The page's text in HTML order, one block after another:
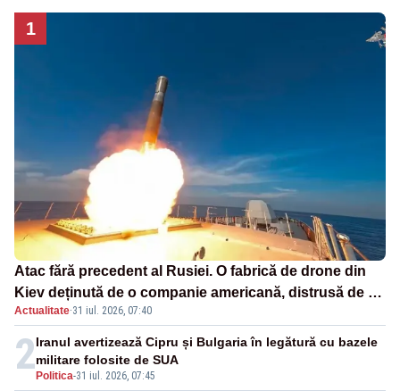
1
Atac fără precedent al Rusiei. O fabrică de drone din
Kiev deținută de o companie americană, distrusă de o
rachetă rusească
Actualitate·31 iul. 2026, 07:40
2 Politica-31 iul. 2026, 07:45
Iranul avertizează Cipru și Bulgaria în legătură cu bazele
militare folosite de SUA